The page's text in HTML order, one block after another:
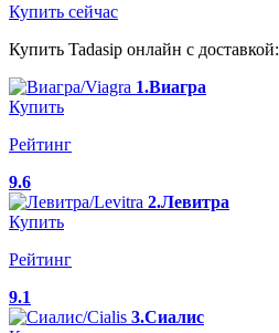
Купить сейчас
Купить Tadasip онлайн с доставкой:
1.Виагра
Купить
Рейтинг
9.6
2.Левитра
Купить
Рейтинг
9.1
3.Сиалис